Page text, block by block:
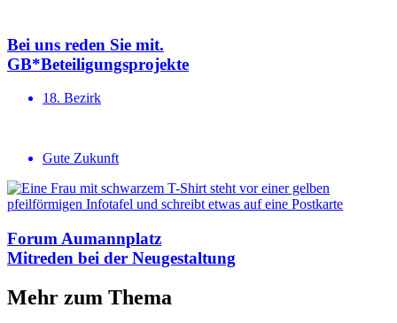
Bei uns reden Sie mit.
GB*Betei­li­gungs­projekte
18. Bezirk
Gute Zukunft
Forum Aumannplatz
Mitreden bei der Neugestaltung
Mehr zum Thema